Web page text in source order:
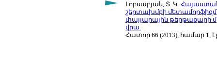
Լորսաբյան, Տ. Կ.
շերտախմբի
փայլարային թերթաքարի
վրա.
Հատոր 66 (2013), համար 1,